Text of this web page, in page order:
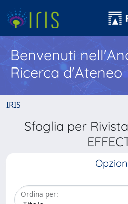
Benvenuti
Ricerca d'Ateneo
IRIS
Sfoglia per
Ordina per: